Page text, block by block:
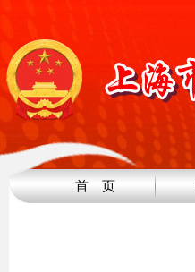
首 页